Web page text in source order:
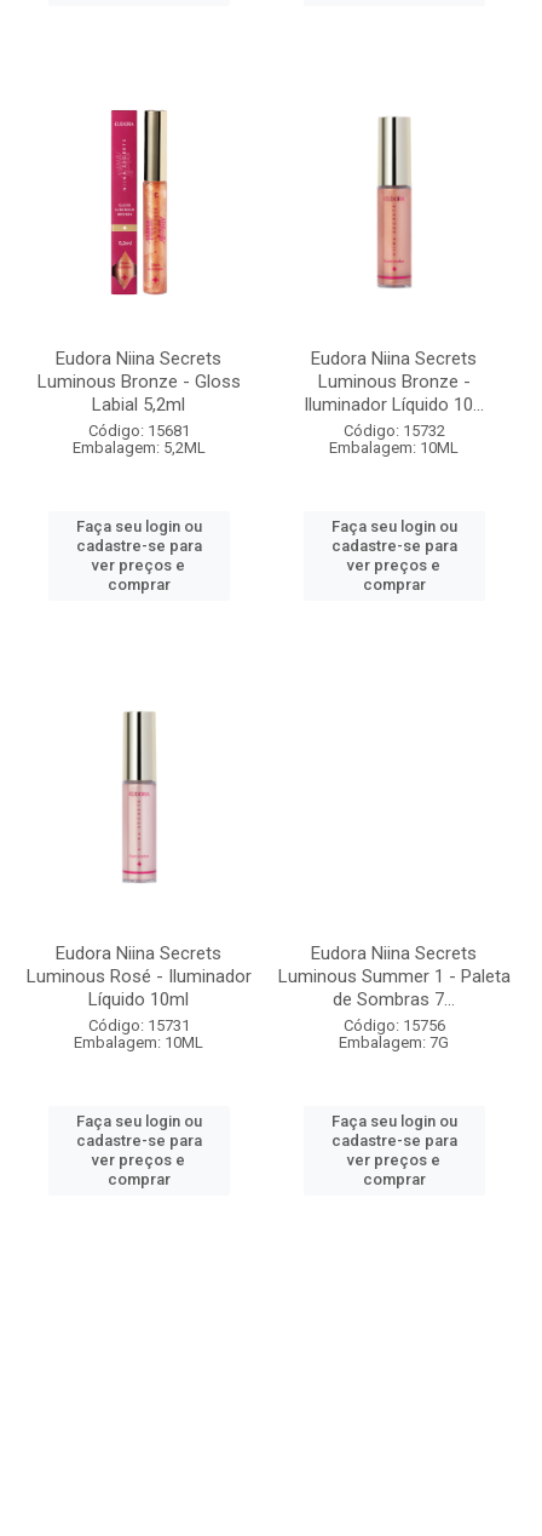
Eudora Niina Secrets
Luminous Bronze - Gloss
Labial 5,2ml
Código: 15681
Embalagem: 5,2ML
Faça seu login ou
cadastre-se para
ver preços e
comprar
Eudora Niina Secrets
Luminous Bronze -
Iluminador Líquido 10...
Código: 15732
Embalagem: 10ML
Faça seu login ou
cadastre-se para
ver preços e
comprar
Eudora Niina Secrets
Luminous Rosé - Iluminador
Líquido 10ml
Código: 15731
Embalagem: 10ML
Faça seu login ou
cadastre-se para
ver preços e
comprar
Eudora Niina Secrets
Luminous Summer 1 - Paleta
de Sombras 7...
Código: 15756
Embalagem: 7G
Faça seu login ou
cadastre-se para
ver preços e
comprar